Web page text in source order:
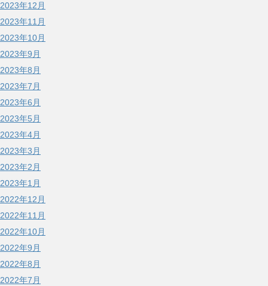
2023年12月
2023年11月
2023年10月
2023年9月
2023年8月
2023年7月
2023年6月
2023年5月
2023年4月
2023年3月
2023年2月
2023年1月
2022年12月
2022年11月
2022年10月
2022年9月
2022年8月
2022年7月